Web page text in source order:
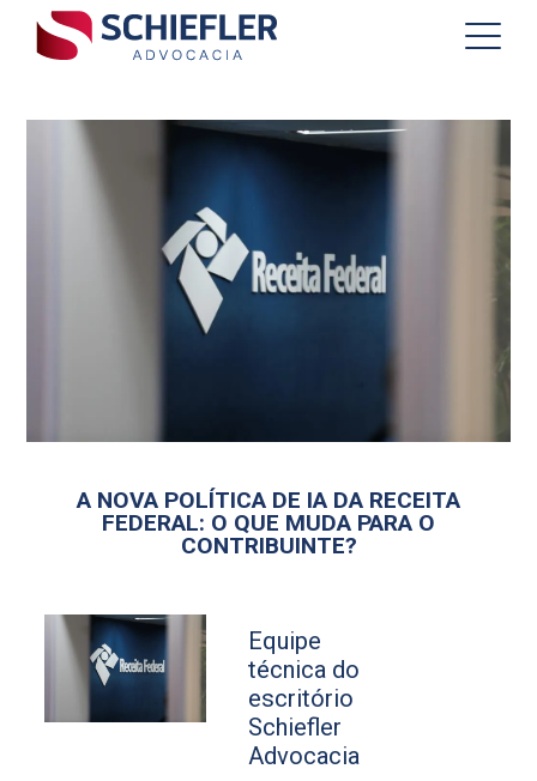
A NOVA POLÍTICA DE IA DA RECEITA
FEDERAL: O QUE MUDA PARA O
CONTRIBUINTE?
Equipe
técnica do
escritório
Schiefler
Advocacia